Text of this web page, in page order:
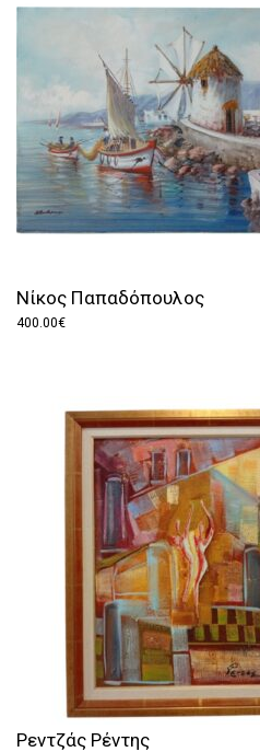
Νίκος Παπαδόπουλος
400.00€
Ρεντζάς Ρέντης